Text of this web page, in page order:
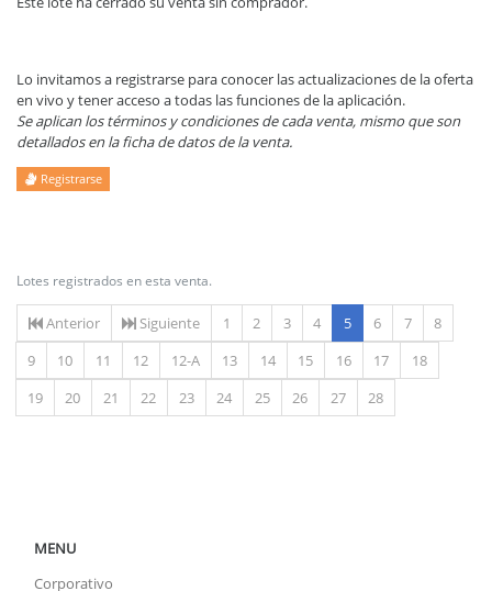
Lo invitamos a registrarse para conocer las actualizaciones de la oferta
en vivo y tener acceso a todas las funciones de la aplicación.
Se aplican los términos y condiciones de cada venta, mismo que son
detallados en la ficha de datos de la venta.
Registrarse
Lotes registrados en esta venta.
Anterior Siguiente 1 2 3 4 5(actual)
6 7
8
9
10 11 12 12-A 13 14 15 16 17
18
19
20 21 22 23 24 25 26 27 28
MENU
Corporativo